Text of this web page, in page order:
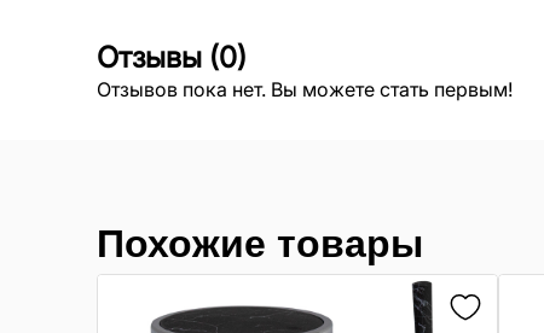
Отзывы (0)
Отзывов пока нет. Вы можете стать первым!
Похожие товары